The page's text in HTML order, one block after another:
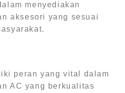
menyediakan
aksesori yang sesuai
peran yang vital dalam
AC yang berkualitas